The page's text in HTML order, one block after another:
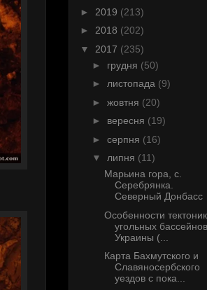
► 2019 (213)
► 2018 (202)
▼ 2017 (235)
► грудня (50)
► листопада (9)
► жовтня (20)
► вересня (19)
► серпня (16)
▼ липня (11)
Марьина гора, с.
Серебрянка.
Северный Донбасс
Особенности
угольных бассейнов
Украины (...
Карта Бахмутского и
Славяносербского
уездов с пока...